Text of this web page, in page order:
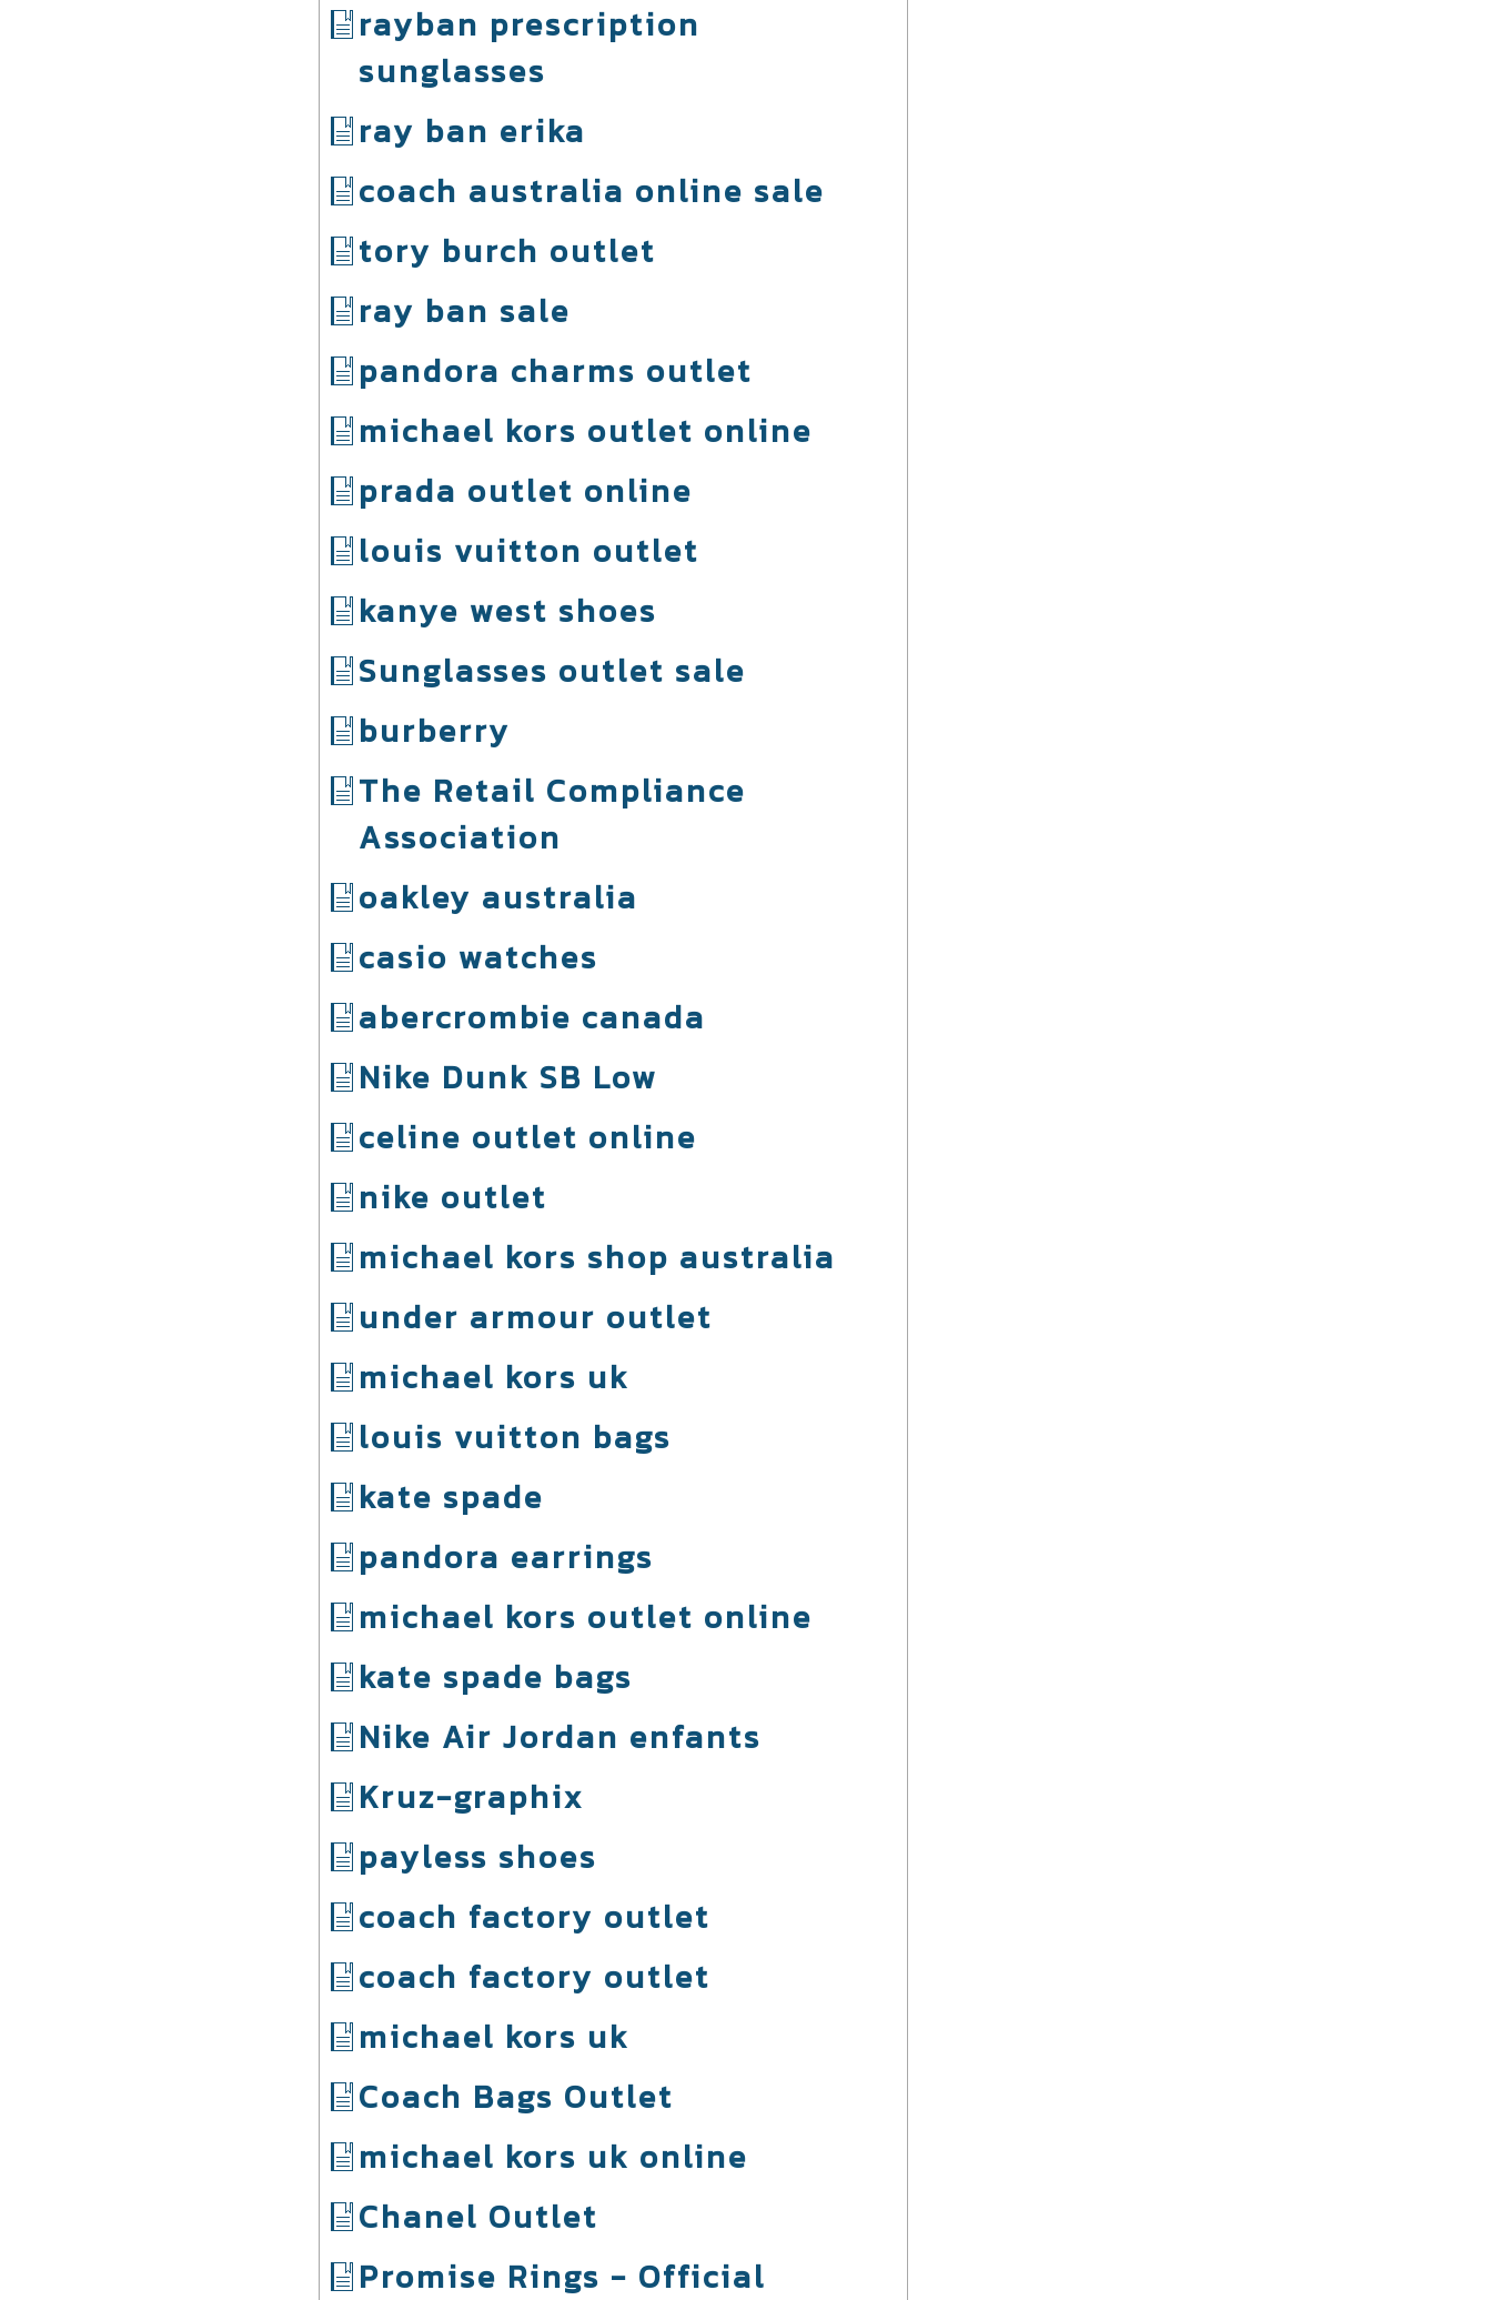
rayban prescription
sunglasses
ray ban erika
coach australia online sale
tory burch outlet
ray ban sale
pandora charms outlet
michael kors outlet online
prada outlet online
louis vuitton outlet
kanye west shoes
Sunglasses outlet sale
burberry
The Retail Compliance
Association
oakley australia
casio watches
abercrombie canada
Nike Dunk SB Low
celine outlet online
nike outlet
michael kors shop australia
under armour outlet
michael kors uk
louis vuitton bags
kate spade
pandora earrings
michael kors outlet online
kate spade bags
Nike Air Jordan enfants
Kruz-graphix
payless shoes
coach factory outlet
coach factory outlet
michael kors uk
Coach Bags Outlet
michael kors uk online
Chanel Outlet
Promise Rings - Official